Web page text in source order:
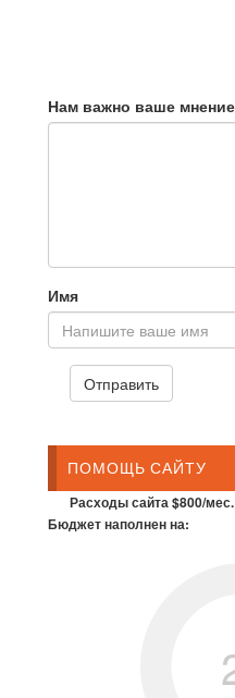
Нам важно ваше
Имя
ПОМОЩЬ САЙТУ
Расходы сайта $800/мес.
Бюджет наполнен на: